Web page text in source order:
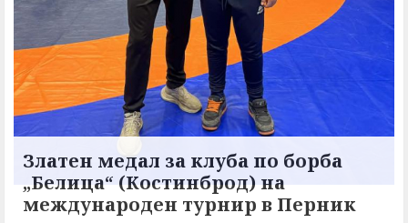
Златен медал за клуба по борба
„Белица“ (Костинброд) на
международен турнир в Перник